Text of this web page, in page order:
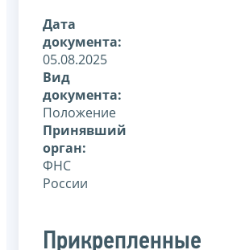
Дата
документа:
05.08.2025
Вид
документа:
Положение
Принявший
орган:
ФНС
России
Прикрепленные